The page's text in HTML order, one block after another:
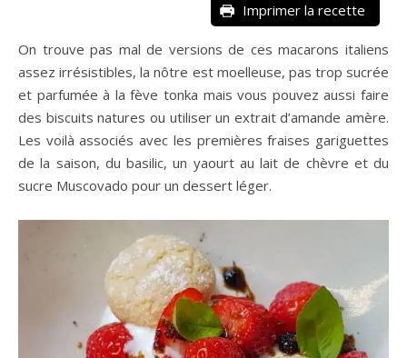
Imprimer la recette
On trouve pas mal de versions de ces macarons italiens
assez irrésistibles, la nôtre est moelleuse, pas trop sucrée
et parfumée à la fève tonka mais vous pouvez aussi faire
des biscuits natures ou utiliser un extrait d’amande amère.
Les voilà associés avec les premières fraises gariguettes
de la saison, du basilic, un yaourt au lait de chèvre et du
sucre Muscovado pour un dessert léger.